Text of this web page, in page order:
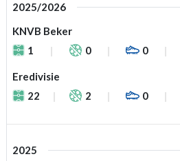
2025/2026
KNVB Beker
1
0 0
Eredivisie
22
2 0
2025